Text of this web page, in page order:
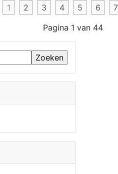
1 2 3 4 5 6
7
Pagina 1 van 44